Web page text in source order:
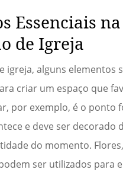
Essenciais na
de Igreja
igreja, alguns elementos
criar um espaço que
por exemplo, é o ponto
e deve ser decorado
do momento.
ser utilizados para